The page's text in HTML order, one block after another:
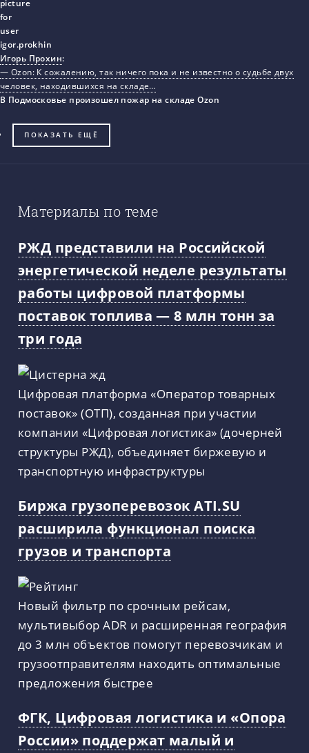
Игорь Прохин:
— Ozon: К сожалению, так ничего пока и не известно о судьбе двух
человек, находившихся на складе…
В Подмосковье произошел пожар на складе Ozon
ПОКАЗАТЬ ЕЩЁ
Материалы по теме
РЖД представили на Российской
энергетической неделе результаты
работы цифровой платформы
поставок топлива — 8 млн тонн за
три года
Цифровая платформа «Оператор товарных
поставок» (ОТП), созданная при участии
компании «Цифровая логистика» (дочерней
структуры РЖД), объединяет биржевую и
транспортную инфраструктуры
Биржа грузоперевозок ATI.SU
расширила функционал поиска
грузов и транспорта
Новый фильтр по срочным рейсам,
мультивыбор ADR и расширенная география
до 3 млн объектов помогут перевозчикам и
грузоотправителям находить оптимальные
предложения быстрее
ФГК, Цифровая логистика и «Опора
России» поддержат малый и